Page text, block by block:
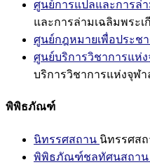
ศูนย์การแปลและการล่
และการล่ามเฉลิมพระเ
ศูนย์กฎหมายเพื่อประช
ศูนย์บริการวิชาการแห่
บริการวิชาการแห่งจุฬ
พิพิธภัณฑ์
นิทรรศสถาน นิทรรศส
พิพิธภัณฑ์ชลทัศนสถาน